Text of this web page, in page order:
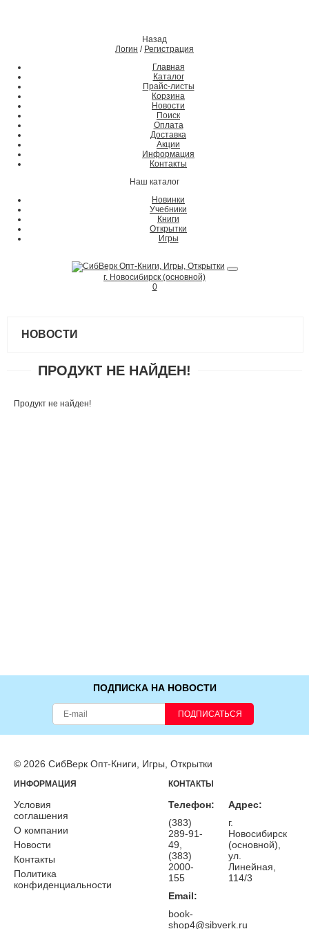
Назад
Логин / Регистрация
Главная
Каталог
Прайс-листы
Корзина
Новости
Поиск
Оплата
Доставка
Акции
Информация
Контакты
Наш каталог
Новинки
Учебники
Книги
Открытки
Игры
г. Новосибирск (основной)
0
НОВОСТИ
ПРОДУКТ НЕ НАЙДЕН!
Продукт не найден!
ПОДПИСКА НА НОВОСТИ
ПОДПИСАТЬСЯ
© 2026 СибВерк Опт-Книги, Игры, Открытки
ИНФОРМАЦИЯ
Условия
соглашения
О компании
Новости
Контакты
Политика
конфиденциальности
КОНТАКТЫ
Телефон:
(383)
289-91-
49,
(383)
2000-
155
Email:
book-
shop4@sibverk.ru
Адрес:
г.
Новосибирск
(основной),
ул.
Линейная,
114/3